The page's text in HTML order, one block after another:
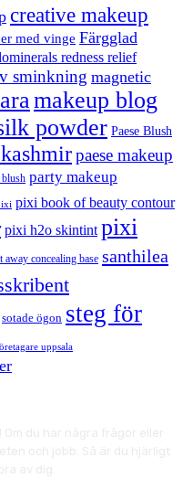
creative makeup
med vinge Färgglad
redness relief
sminkning magnetic
makeup blog
powder Paese Blush
paese makeup
blush party makeup
pixi book of beauty contour
pixi h2o skintint pixi
away concealing base santhilea
sotade ögon steg för
uppsala